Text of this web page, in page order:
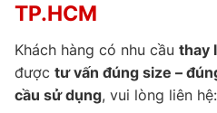
TP.HCM
Khách hàng có nhu cầu thay
được tư vấn đúng size –
cầu sử dụng, vui lòng liên hệ: